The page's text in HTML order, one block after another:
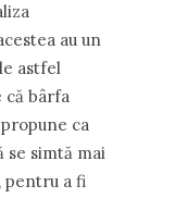
au un
astfel
că bârfa
ca
simtă mai
pentru a fi